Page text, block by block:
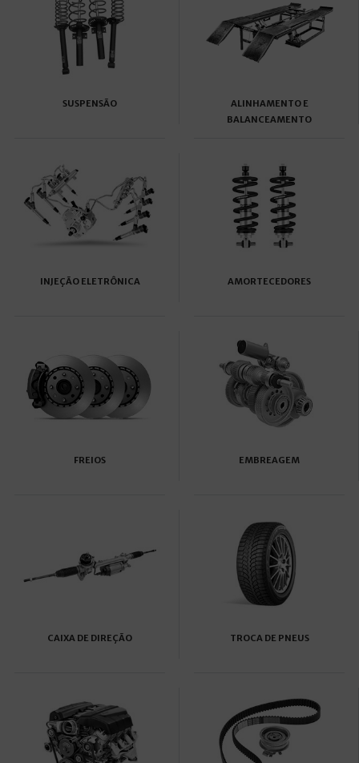
SUSPENSÃO
ALINHAMENTO E
BALANCEAMENTO
INJEÇÃO ELETRÔNICA AMORTECEDORES
FREIOS EMBREAGEM
CAIXA DE DIREÇÃO TROCA DE PNEUS